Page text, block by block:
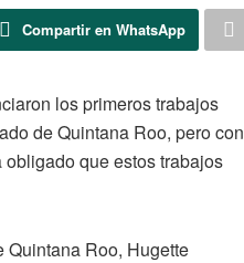
Compartir en WhatsApp
los primeros trabajos
de Quintana Roo, pero con
que estos trabajos
Quintana Roo, Hugette